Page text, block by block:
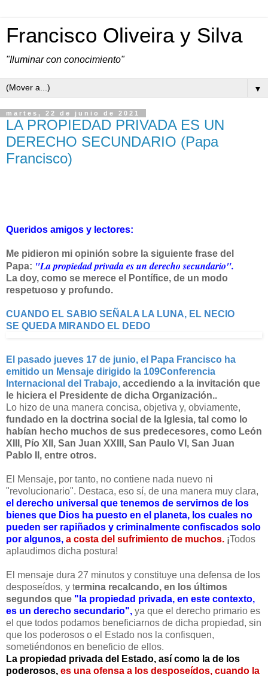
Francisco Oliveira y Silva
"Iluminar con conocimiento"
▼
martes, 22 de junio de 2021
LA PROPIEDAD PRIVADA ES UN
DERECHO SECUNDARIO (Papa
Francisco)
Queridos amigos y lectores:
Me pidieron mi opinión sobre la siguiente frase del
Papa: "La propiedad privada es un derecho secundario".
La doy, como se merece el Pontífice, de un modo
respetuoso y profundo.
CUANDO EL SABIO SEÑALA LA LUNA, EL NECIO
SE QUEDA MIRANDO EL DEDO
El pasado jueves 17 de junio, el Papa Francisco ha
emitido un Mensaje dirigido la 109Conferencia
Internacional del Trabajo, accediendo a la invitación que
le hiciera el Presidente de dicha Organización..
Lo hizo de una manera concisa, objetiva y, obviamente,
fundado en la doctrina social de la Iglesia, tal como lo
habían hecho muchos de sus predecesores, como León
XIII, Pío XII, San Juan XXIII, San Paulo VI, San Juan
Pablo II, entre otros.
El Mensaje, por tanto, no contiene nada nuevo ni
"revolucionario". Destaca, eso sí, de una manera muy clara,
el derecho universal que tenemos de servirnos de los
bienes que Dios ha puesto en el planeta, los cuales no
pueden ser rapiñados y criminalmente confiscados solo
por algunos, a costa del sufrimiento de muchos. ¡Todos
aplaudimos dicha postura!
El mensaje dura 27 minutos y constituye una defensa de los
desposeídos, y termina recalcando, en los últimos
segundos que "la propiedad privada, en este contexto,
es un derecho secundario", ya que el derecho primario es
el que todos podamos beneficiarnos de dicha propiedad, sin
que los poderosos o el Estado nos la confisquen,
sometiéndonos en beneficio de ellos.
La propiedad privada del Estado, así como la de los
poderosos, es una ofensa a los desposeídos, cuando la